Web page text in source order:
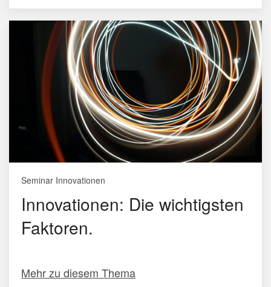
Seminar Innovationen
Innovationen: Die wichtigsten
Faktoren.
Mehr zu diesem Thema